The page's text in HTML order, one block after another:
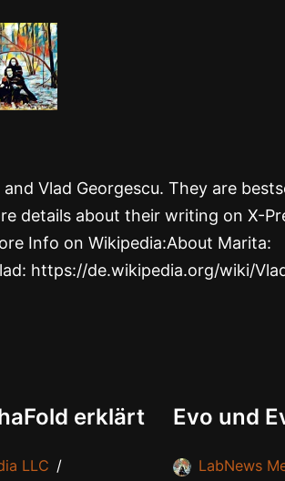
Vlad Georgescu. They are
details about their writing on X-
Info on Wikipedia:About Marita:
https://de.wikipedia.org/wiki/
erklärt
LLC
Evo und
LabNews